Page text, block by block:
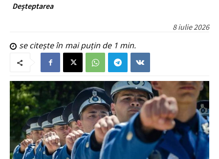
Deșteptarea
8 iulie 2026
se citește în mai puțin de 1 min.